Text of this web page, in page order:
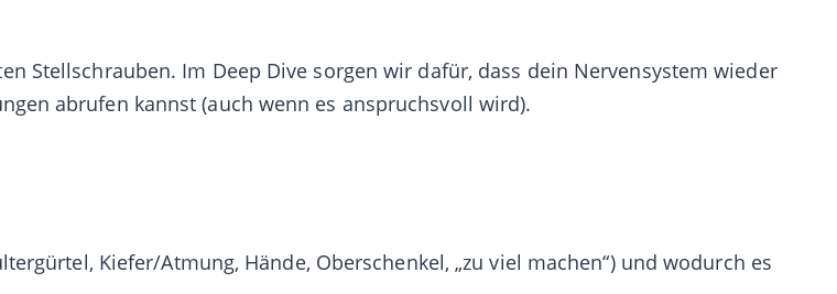
Stellschrauben. Im Deep Dive sorgen wir dafür, dass dein Nervensystem wieder
abrufen kannst (auch wenn es anspruchsvoll wird).
Kiefer/Atmung, Hände, Oberschenkel, „zu viel machen“) und wodurch es